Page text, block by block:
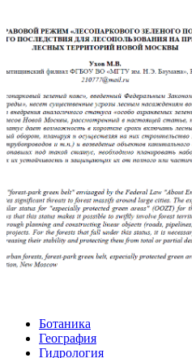
Ботаника
География
Гидрология